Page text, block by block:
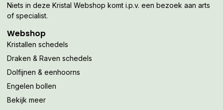
Niets in deze Kristal Webshop komt i.p.v. een bezoek aan arts
of specialist.
Webshop
Kristallen schedels
Draken & Raven schedels
Dolfijnen & eenhoorns
Engelen bollen
Bekijk meer